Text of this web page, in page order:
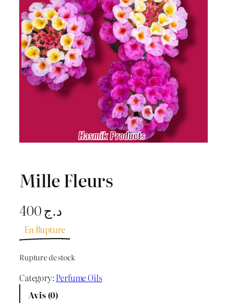
Mille Fleurs
د.ج400
En Rupture
Rupture de stock
Category:Perfume Oils
Avis (0)